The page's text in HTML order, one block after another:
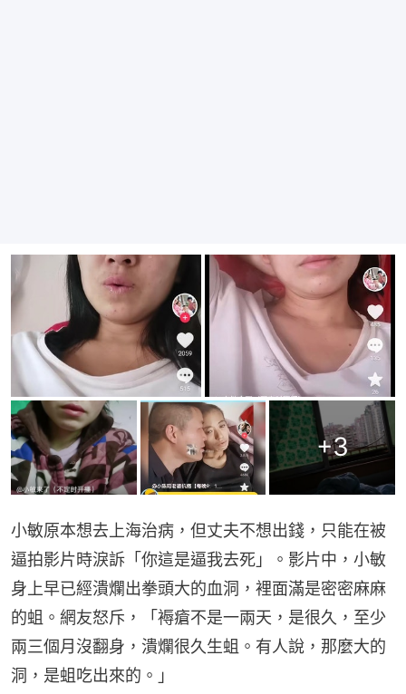
+3
小敏原本想去上海治病，但丈夫不想出錢，只能在被
逼拍影片時淚訴「你這是逼我去死」。影片中，小敏
身上早已經潰爛出拳頭大的血洞，裡面滿是密密麻麻
的蛆。網友怒斥，「褥瘡不是一兩天，是很久，至少
兩三個月沒翻身，潰爛很久生蛆。有人說，那麼大的
洞，是蛆吃出來的。」